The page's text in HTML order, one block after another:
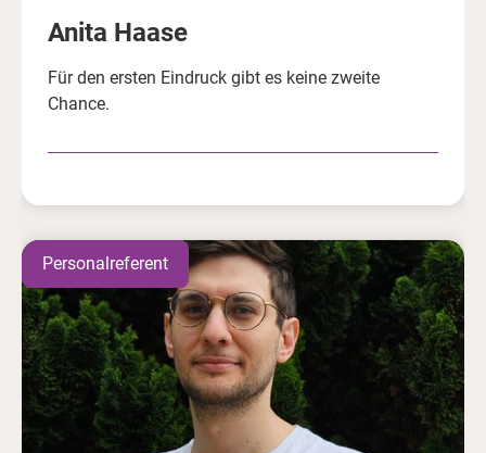
Anita Haase
Für den ersten Eindruck gibt es keine zweite
Chance.
Personalreferent